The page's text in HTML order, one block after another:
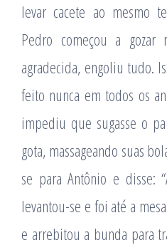
levar cacete ao mesmo
Pedro começou a
agradecida, engoliu tudo.
feito nunca em todos os
impediu que sugasse o
gota, massageando suas
se para Antônio e disse:
levantou-se e foi até a
e arrebitou a bunda para